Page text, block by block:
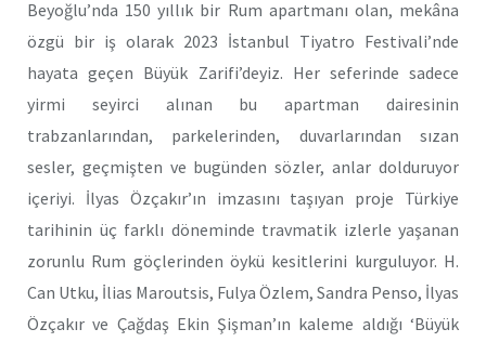
Beyoğlu’nda 150 yıllık bir Rum apartmanı olan, mekâna
özgü bir iş olarak 2023 İstanbul Tiyatro Festivali’nde
hayata geçen Büyük Zarifi’deyiz. Her seferinde sadece
yirmi seyirci alınan bu apartman dairesinin
trabzanlarından, parkelerinden, duvarlarından sızan
sesler, geçmişten ve bugünden sözler, anlar dolduruyor
içeriyi. İlyas Özçakır’ın imzasını taşıyan proje Türkiye
tarihinin üç farklı döneminde travmatik izlerle yaşanan
zorunlu Rum göçlerinden öykü kesitlerini kurguluyor. H.
Can Utku, İlias Maroutsis, Fulya Özlem, Sandra Penso, İlyas
Özçakır ve Çağdaş Ekin Şişman’ın kaleme aldığı ‘Büyük